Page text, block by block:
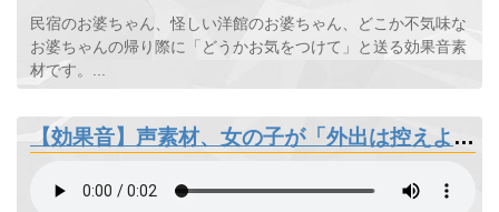
民宿のお婆ちゃん、怪しい洋館のお婆ちゃん、どこか不気味な
お婆ちゃんの帰り際に「どうかお気をつけて」と送る効果音素
材です。...
【効果音】声素材、女の子が「外出は控えよう」